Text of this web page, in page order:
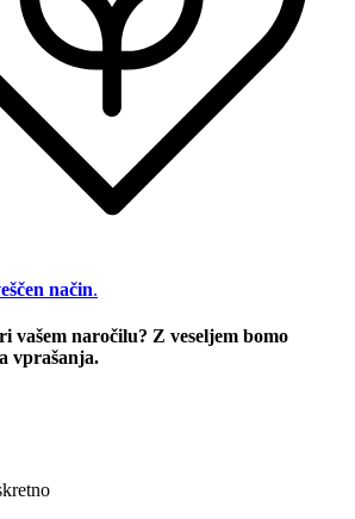
način.
vašem naročilu? Z veseljem bomo
vprašanja.